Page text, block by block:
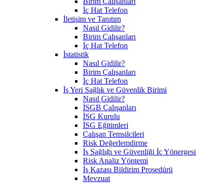
İç Hat Telefon
İletişim ve Tanıtım
Nasıl Gidilir?
Birim Çalışanları
İç Hat Telefon
İstatistik
Nasıl Gidilir?
Birim Çalışanları
İç Hat Telefon
İş Yeri Sağlık ve Güvenlik Birimi
Nasıl Gidilir?
İSGB Çalışanları
İSG Kurulu
İSG Eğitimleri
Çalışan Temsilcileri
Risk Değerlemdirme
İş Sağlığı ve Güvenliği İç Yönergesi
Risk Analiz Yöntemi
İş Kazası Bildirim Prosedürü
Mevzuat